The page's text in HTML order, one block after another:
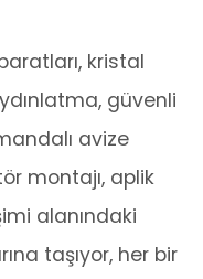
kristal
güvenli
avize
montajı, aplik
alanındaki
taşıyor, her bir